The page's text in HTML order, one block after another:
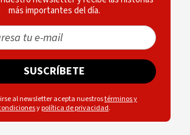
más importantes del día.
SUSCRÍBETE
al newsletter acepta nuestrostérminos y
ypolítica de privacidad.